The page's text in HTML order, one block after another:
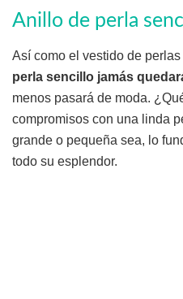
Anillo de perla
Así como el vestido de
perla sencillo jamás
menos pasará de moda.
compromisos con una linda
grande o pequeña sea, lo
todo su esplendor.